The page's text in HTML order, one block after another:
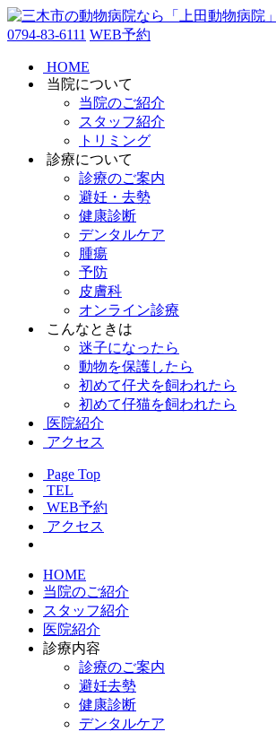
0794-83-6111 WEB予約
HOME
当院について
当院のご紹介
スタッフ紹介
トリミング
診療について
診療のご案内
避妊・去勢
健康診断
デンタルケア
腫瘍
予防
皮膚科
オンライン診療
こんなときは
迷子になったら
動物を保護したら
初めて仔犬を飼われたら
初めて仔猫を飼われたら
医院紹介
アクセス
Page Top
TEL
WEB予約
アクセス
HOME
当院のご紹介
スタッフ紹介
医院紹介
診療内容
診療のご案内
避妊去勢
健康診断
デンタルケア